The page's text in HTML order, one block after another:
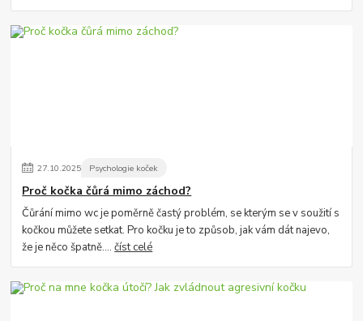
27.10.2025 Psychologie koček
Proč kočka čůrá mimo záchod?
Čůrání mimo wc je poměrně častý problém, se kterým se v soužití s
kočkou můžete setkat. Pro kočku je to způsob, jak vám dát najevo,
že je něco špatně....číst celé